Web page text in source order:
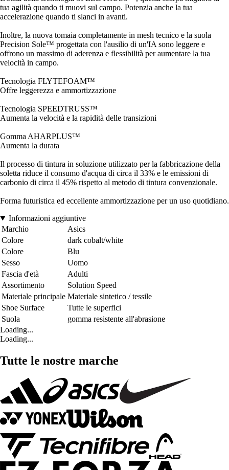
tua agilità quando ti muovi sul campo. Potenzia anche la tua
accelerazione quando ti slanci in avanti.
Inoltre, la nuova tomaia completamente in mesh tecnico e la suola
Precision Sole™ progettata con l'ausilio di un'IA sono leggere e
offrono un massimo di aderenza e flessibilità per aumentare la tua
velocità in campo.
Tecnologia FLYTEFOAM™
Offre leggerezza e ammortizzazione
Tecnologia SPEEDTRUSS™
Aumenta la velocità e la rapidità delle transizioni
Gomma AHARPLUS™
Aumenta la durata
Il processo di tintura in soluzione utilizzato per la fabbricazione della
soletta riduce il consumo d'acqua di circa il 33% e le emissioni di
carbonio di circa il 45% rispetto al metodo di tintura convenzionale.
Forma futuristica ed eccellente ammortizzazione per un uso quotidiano.
Informazioni aggiuntive
Marchio
Asics
Colore
dark cobalt/white
Colore
Blu
Sesso
Uomo
Fascia d'età
Adulti
Assortimento
Solution Speed
Materiale principale Materiale sintetico / tessile
Shoe Surface
Tutte le superfici
Suola
gomma resistente all'abrasione
Loading...
Loading...
Tutte le nostre marche